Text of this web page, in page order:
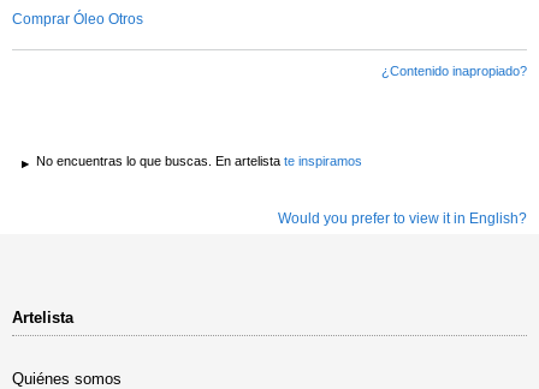
Comprar Óleo Otros
¿Contenido inapropiado?
No encuentras lo que buscas. En artelista te inspiramos
Would you prefer to view it in English?
Artelista
Quiénes somos